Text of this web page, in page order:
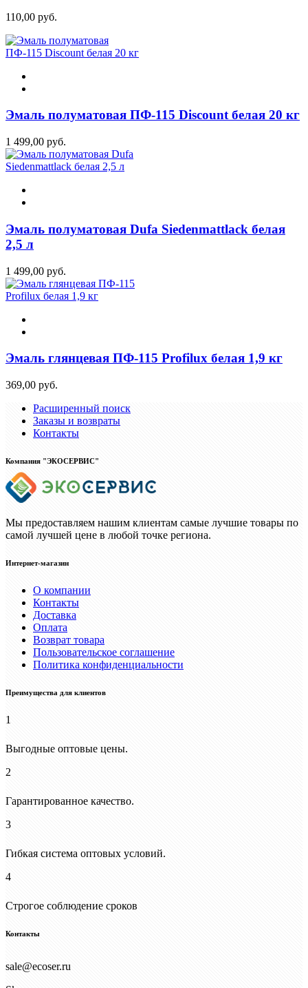
110,00 руб.
Эмаль полуматовая ПФ-115 Discount белая 20 кг
1 499,00 руб.
Эмаль полуматовая Dufa Siedenmattlack белая
2,5 л
1 499,00 руб.
Эмаль глянцевая ПФ-115 Profilux белая 1,9 кг
369,00 руб.
Расширенный поиск
Заказы и возвраты
Контакты
Компания "ЭКОСЕРВИС"
Мы предоставляем нашим клиентам самые лучшие товары по
самой лучшей цене в любой точке региона.
Интернет-магазин
О компании
Контакты
Доставка
Оплата
Возврат товара
Пользовательское соглашение
Политика конфиденциальности
Преимущества для клиентов
1
Выгодные оптовые цены.
2
Гарантированное качество.
3
Гибкая система оптовых условий.
4
Строгое соблюдение сроков
Контакты
sale@ecoser.ru